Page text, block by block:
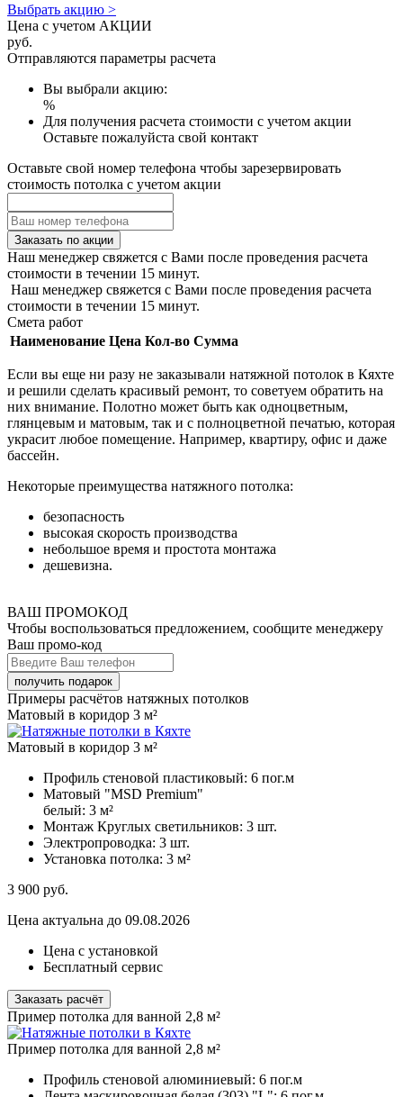
Выбрать акцию >
Цена с учетом АКЦИИ
руб.
Отправляются параметры расчета
Вы выбрали акцию:
%
Для получения расчета стоимости с учетом акции
Оставьте пожалуйста свой контакт
Оставьте свой номер телефона чтобы зарезервировать
стоимость потолка с учетом акции
Заказать по акции
Наш менеджер свяжется с Вами после проведения расчета
стоимости в течении 15 минут.
Наш менеджер свяжется с Вами после проведения расчета
стоимости в течении 15 минут.
Смета работ
Наименование Цена Кол-во Сумма
Если вы еще ни разу не заказывали натяжной потолок в Кяхте
и решили сделать красивый ремонт, то советуем обратить на
них внимание. Полотно может быть как одноцветным,
глянцевым и матовым, так и с полноцветной печатью, которая
украсит любое помещение. Например, квартиру, офис и даже
бассейн.
Некоторые преимущества натяжного потолка:
безопасность
высокая скорость производства
небольшое время и простота монтажа
дешевизна.
ВАШ ПРОМОКОД
Чтобы воспользоваться предложением, сообщите менеджеру
Ваш промо-код
Примеры расчётов натяжных потолков
Матовый в коридор 3 м²
Матовый в коридор 3 м²
Профиль стеновой пластиковый: 6 пог.м
Матовый "MSD Premium"
белый: 3 м²
Монтаж Круглых светильников: 3 шт.
Электропроводка: 3 шт.
Установка потолка: 3 м²
3 900 руб.
Цена актуальна до 09.08.2026
Цена с установкой
Бесплатный сервис
Заказать расчёт
Пример потолка для ванной 2,8 м²
Пример потолка для ванной 2,8 м²
Профиль стеновой алюминиевый: 6 пог.м